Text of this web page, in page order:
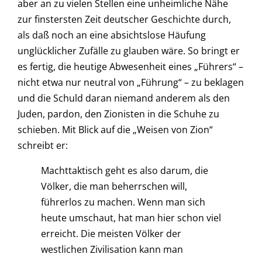
aber an zu vielen Stellen eine unheimliche Nähe
zur finstersten Zeit deutscher Geschichte durch,
als daß noch an eine absichtslose Häufung
unglücklicher Zufälle zu glauben wäre. So bringt er
es fertig, die heutige Abwesenheit eines „Führers“ –
nicht etwa nur neutral von „Führung“ – zu beklagen
und die Schuld daran niemand anderem als den
Juden, pardon, den Zionisten in die Schuhe zu
schieben. Mit Blick auf die „Weisen von Zion“
schreibt er:
Machttaktisch geht es also darum, die
Völker, die man beherrschen will,
führerlos zu machen. Wenn man sich
heute umschaut, hat man hier schon viel
erreicht. Die meisten Völker der
westlichen Zivilisation kann man